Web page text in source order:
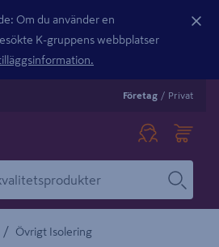
Om du använder en
K-gruppens webbplatser
Företag / Privat
/ Övrigt Isolering